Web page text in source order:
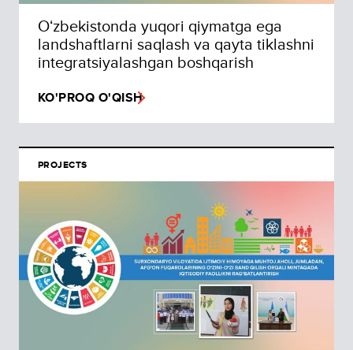
Oʻzbekistonda yuqori qiymatga ega
landshaftlarni saqlash va qayta tiklashni
integratsiyalashgan boshqarish
KO'PROQ O'QISH
PROJECTS